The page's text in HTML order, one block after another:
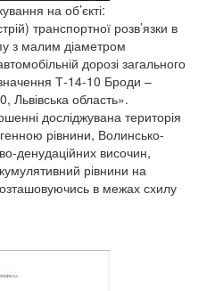
на об’єкті:
транспортної розв’язки в
з малим діаметром
дорозі загального
Т-14-10 Броди –
Львівська область».
досліджувана територія
рівнини, Волинсько-
денудаційних височин,
рівнини на
в межах схилу